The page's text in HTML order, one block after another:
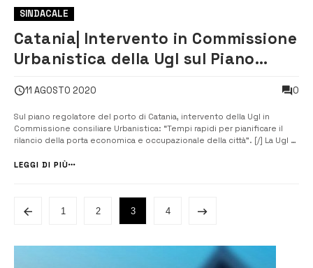
SINDACALE
Catania| Intervento in Commissione
Urbanistica della Ugl sul Piano
11 AGOSTO 2020 0
Sul piano regolatore del porto di Catania, intervento della Ugl in
Commissione consiliare Urbanistica: “Tempi rapidi per pianificare il
rilancio della porta economica e occupazionale della città”. [/] La Ugl di
Mazzeo in rappresentanza del segretario territoriale Giovanni
LEGGI DI PIÙ
1 2 3 4